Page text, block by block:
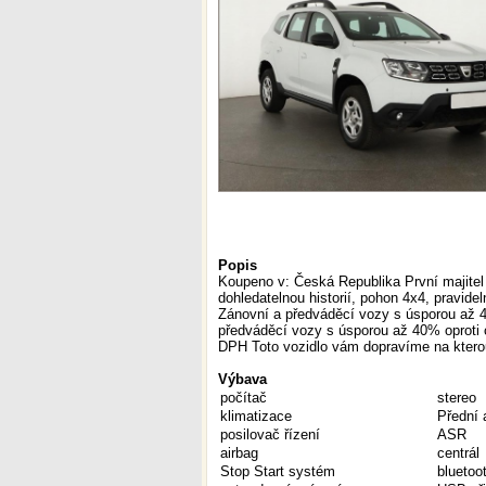
Popis
Koupeno v: Česká Republika První
dohledatelnou historií, pohon 4x4,
Zánovní a předváděcí vozy s úsporou až
předváděcí vozy s úsporou až 40%
DPH Toto vozidlo vám dopravíme na
Výbava
počítač
klimatizace
posilovač řízení
airbag
Stop Start systém
stereo
Přední
ASR
centrál